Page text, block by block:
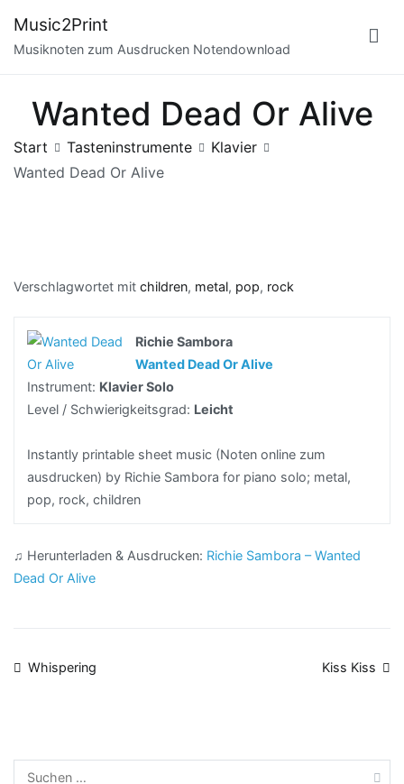
Inhalt
springen
Music2Print
Musiknoten zum Ausdrucken Notendownload
Wanted Dead Or Alive
Start Tasteninstrumente
Klavier
Wanted Dead Or Alive
Verschlagwortet mit children, metal, pop, rock
Richie Sambora
Wanted Dead Or Alive
Instrument: Klavier Solo
Level / Schwierigkeitsgrad: Leicht
Instantly printable sheet music (Noten online zum
ausdrucken) by Richie Sambora for piano solo; metal,
pop, rock, children
♫ Herunterladen & Ausdrucken: Richie Sambora – Wanted
Dead Or Alive
Beitragsnavigation
Whispering Kiss Kiss
Suchen